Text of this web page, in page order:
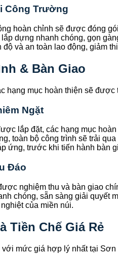
Công Trường
hoàn chỉnh sẽ được đóng
dựng nhanh chóng, gọn
và an toàn lao động, giảm
& Bàn Giao
hạng mục hoàn thiện sẽ
Ngặt
lắp đặt, các hạng mục
toàn bộ công trình sẽ trải
ứng, trước khi tiến hành bàn
Đáo
nghiệm thu và bàn giao
chóng, sẵn sàng giải quyết
của miền núi.
Tiền Chế Giá Rẻ
mức giá hợp lý nhất tại